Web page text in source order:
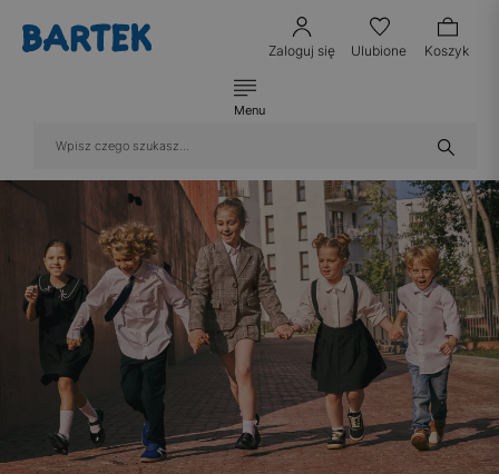
Zaloguj się Ulubione Koszyk
Menu